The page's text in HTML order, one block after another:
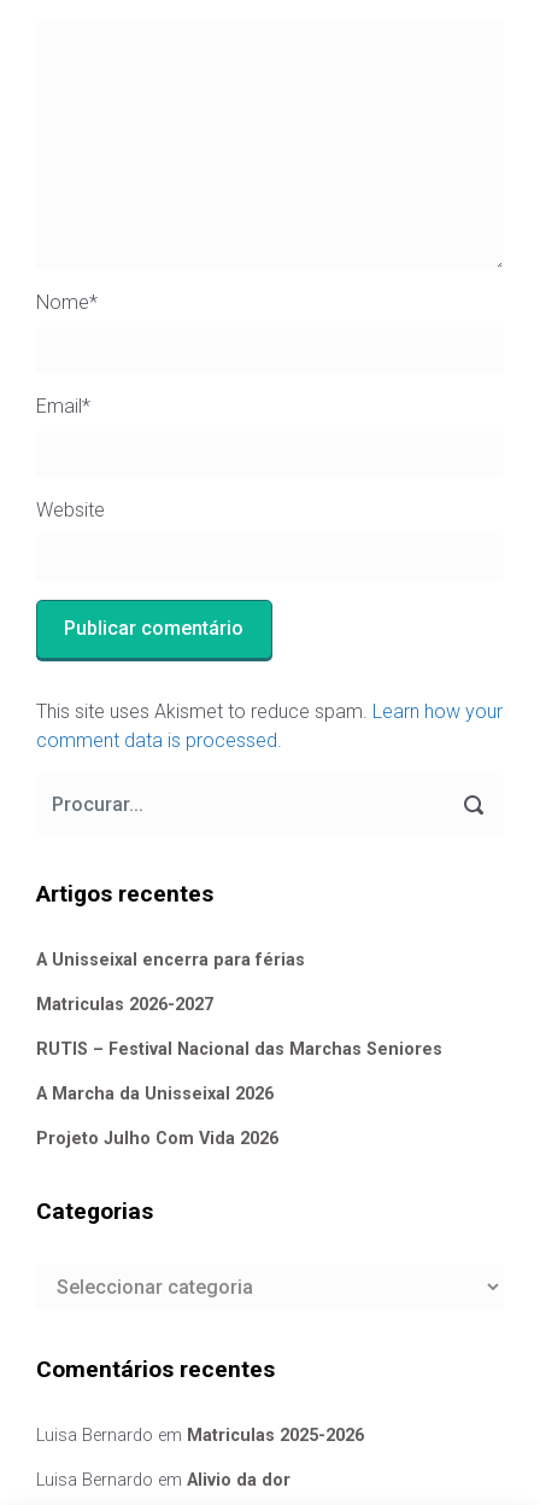
Nome*
Email*
Website
This site uses Akismet to reduce spam. Learn how your
comment data is processed.
Artigos recentes
A Unisseixal encerra para férias
Matriculas 2026-2027
RUTIS – Festival Nacional das Marchas Seniores
A Marcha da Unisseixal 2026
Projeto Julho Com Vida 2026
Categorias
Categorias
Comentários recentes
Luisa Bernardo em Matriculas 2025-2026
Luisa Bernardo em Alivio da dor